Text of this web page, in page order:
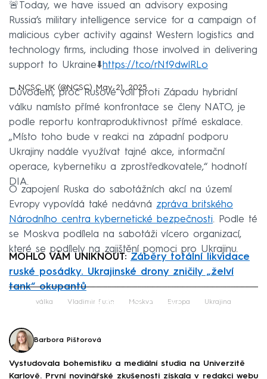
🚨Today, we have issued an advisory exposing
Russia’s military intelligence service for a campaign of
malicious cyber activity against Western logistics and
technology firms, including those involved in delivering
support to Ukraine⬇️https://t.co/rNf9dwlRLo
— NCSC UK (@NCSC) May 21, 2025
Důvodem, proč Rusové volí proti Západu hybridní
válku namísto přímé konfrontace se členy NATO, je
podle reportu kontraproduktivnost přímé eskalace.
„Místo toho bude v reakci na západní podporu
Ukrajiny nadále využívat tajné akce, informační
operace, kybernetiku a zprostředkovatele,“ hodnotí
DIA.
O zapojení Ruska do sabotážních akcí na území
Evropy vypovídá také nedávná zpráva britského
Národního centra kybernetické bezpečnosti. Podle té
se Moskva podílela na sabotáži vícero organizací,
které se podílely na zajištění pomoci pro Ukrajinu.
MOHLO VÁM UNIKNOUT: Záběry totální likvidace
ruské posádky. Ukrajinské drony zničily „želví
tank“ okupantů
Failed to fetch
válka Vladimir Putin Moskva Evropa Ukrajina
Barbora Pištorová
Vystudovala bohemistiku a mediální studia na Univerzitě
Karlově. První novinářské zkušenosti získala v redakci webu